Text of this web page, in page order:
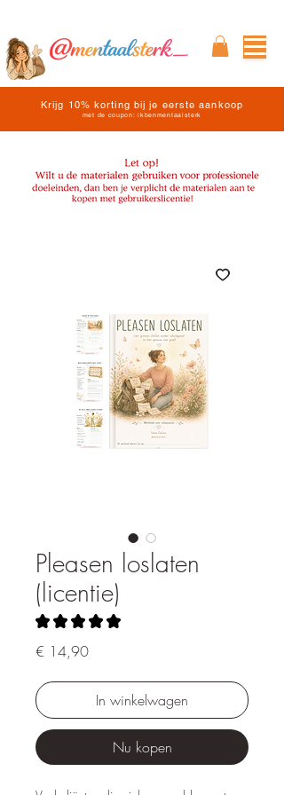
Krijg 10% korting bij je eerste aankoop
met de coupon: ikbenmentaalsterk
Pleasen loslaten
(licentie)
★ ★ ★ ★ ★
€ 14,90Prijs
In winkelwagen
Nu kopen